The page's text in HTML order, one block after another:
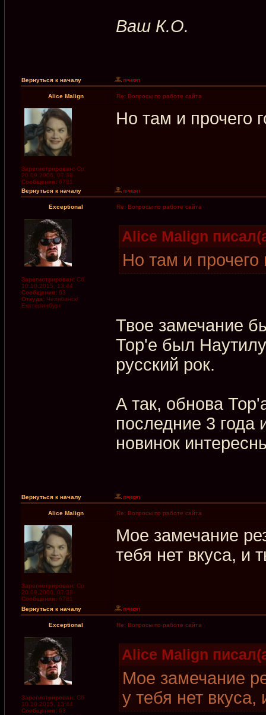
Ваш К.О.
Вернуться к началу
Alice Malign Re: Вопросы по работе сайта
Зарегистрирован: Ср
20.09.2006, 07:38
Сообщения: 6781
Но там и прочего
Вернуться к началу
Exceptional Re: Вопросы по работе сайта
Зарегистрирован: Сб
10.10.2015, 13:44
Сообщения: 63
Откуда: Челябинск/
Екатеринбург
Alice Malign
Но там и прочего
Твое замечание
Тор'е был
русский рок.
А так, обнова
последние 3 года
новинок
Вернуться к началу
Alice Malign Re: Вопросы по работе сайта
Зарегистрирован: Ср
20.09.2006, 07:38
Сообщения: 6781
Мое замечание
тебя нет вкуса, и
Вернуться к началу
Exceptional Re: Вопросы по работе сайта
Зарегистрирован: Сб
10.10.2015, 13:44
Сообщения: 63
Alice Malign
Мое замечание
у тебя нет